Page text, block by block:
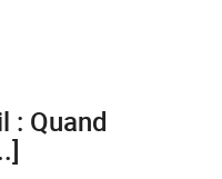
: Quand